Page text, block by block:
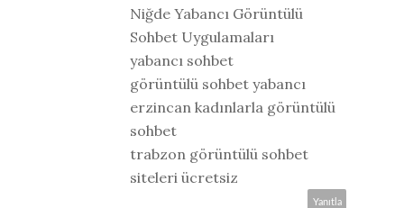
Niğde Yabancı Görüntülü
Sohbet Uygulamaları
yabancı sohbet
görüntülü sohbet yabancı
erzincan kadınlarla görüntülü
sohbet
trabzon görüntülü sohbet
siteleri ücretsiz
Yanıtla